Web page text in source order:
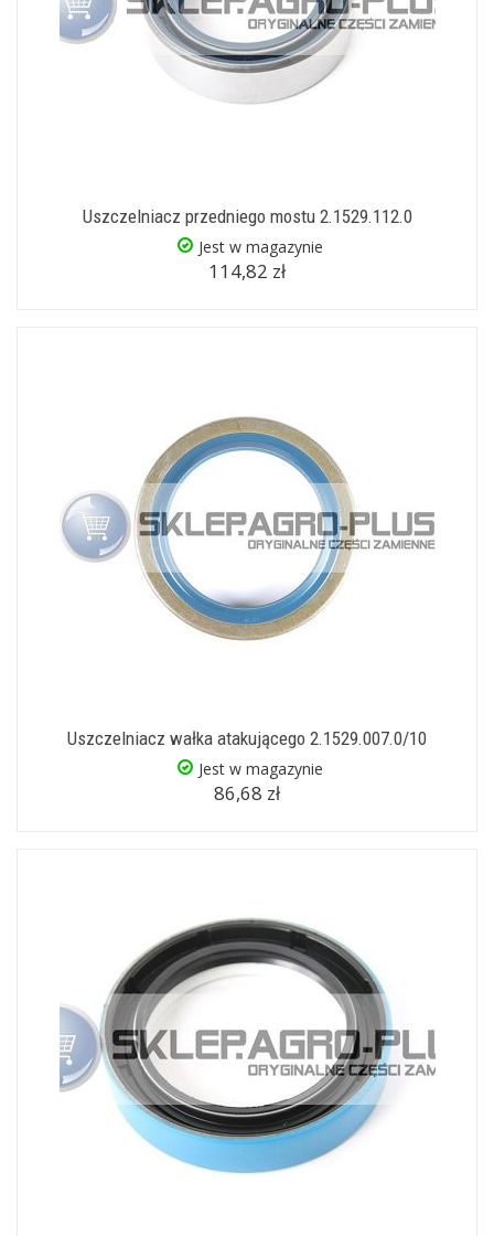
Uszczelniacz przedniego mostu 2.1529.112.0
Jest w magazynie
114,82 zł
Uszczelniacz wałka atakującego 2.1529.007.0/10
Jest w magazynie
86,68 zł